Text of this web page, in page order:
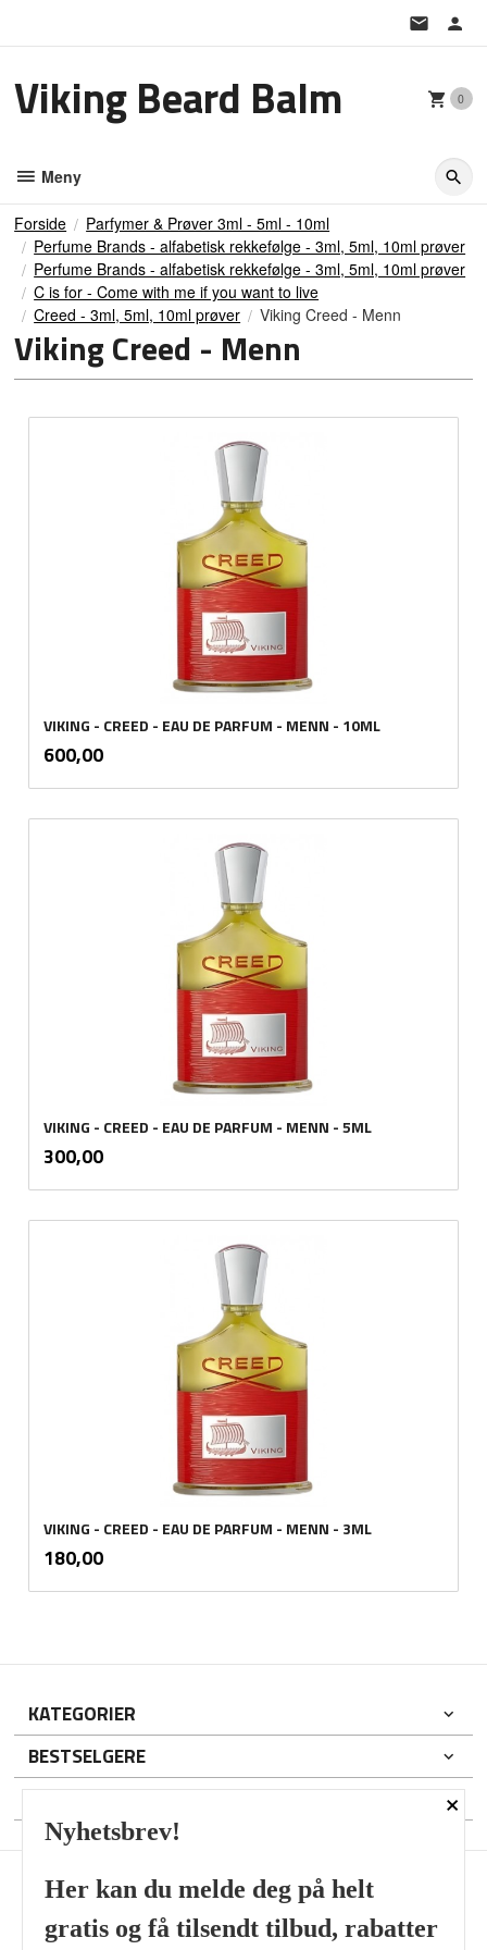
Viking Beard Balm 0
Meny
Forside
Parfymer & Prøver 3ml - 5ml - 10ml
Perfume Brands - alfabetisk rekkefølge - 3ml, 5ml, 10ml prøver
Perfume Brands - alfabetisk rekkefølge - 3ml, 5ml, 10ml prøver
C is for - Come with me if you want to live
Creed - 3ml, 5ml, 10ml prøver
Viking Creed - Menn
Viking Creed - Menn
VIKING - CREED - EAU DE PARFUM - MENN - 10ML
Pris
600,00mva.
VIKING - CREED - EAU DE PARFUM - MENN - 5ML
Pris
300,00mva.
VIKING - CREED - EAU DE PARFUM - MENN - 3ML
Pris
180,00mva.
KATEGORIER
BESTSELGERE
DIN KONTO
×
Nyhetsbrev!
Her kan du melde deg på helt
gratis og få tilsendt tilbud, rabatter